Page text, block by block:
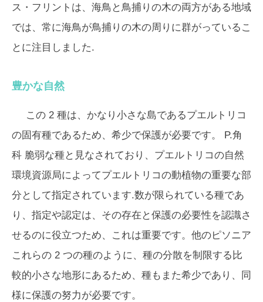
ス・フリントは、海鳥と鳥捕りの木の両方がある地域
では、常に海鳥が鳥捕りの木の周りに群がっているこ
とに注目しました.
豊かな自然
この 2 種は、かなり小さな島であるプエルトリコ
の固有種であるため、希少で保護が必要です。
P.角
科 脆弱な種と見なされており、プエルトリコの自然
環境資源局によってプエルトリコの動植物の重要な部
分として指定されています.数が限られている種であ
り、指定や認定は、その存在と保護の必要性を認識さ
せるのに役立つため、これは重要です。他のピソニア
これらの 2 つの種のように、種の分散を制限する比
較的小さな地形にあるため、種もまた希少であり、同
様に保護の努力が必要です。